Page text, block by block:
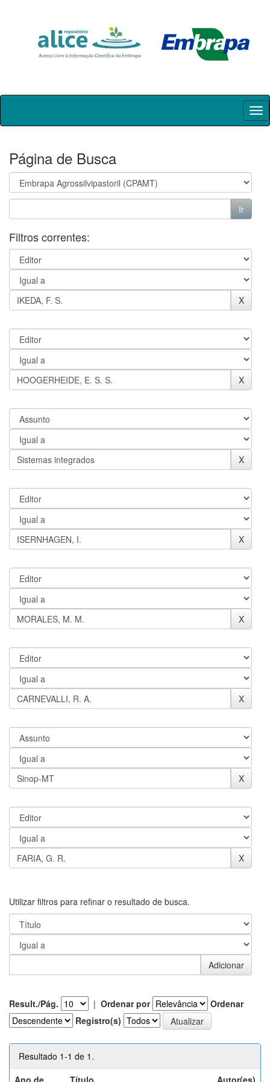
Skip
Página de Busca
Filtros correntes:
Utilizar filtros para refinar o resultado de busca.
Result./Pág. | Ordenar por
Ordenar
Registro(s)
Resultado 1-1 de 1.
Ano de
Título Autor(es)